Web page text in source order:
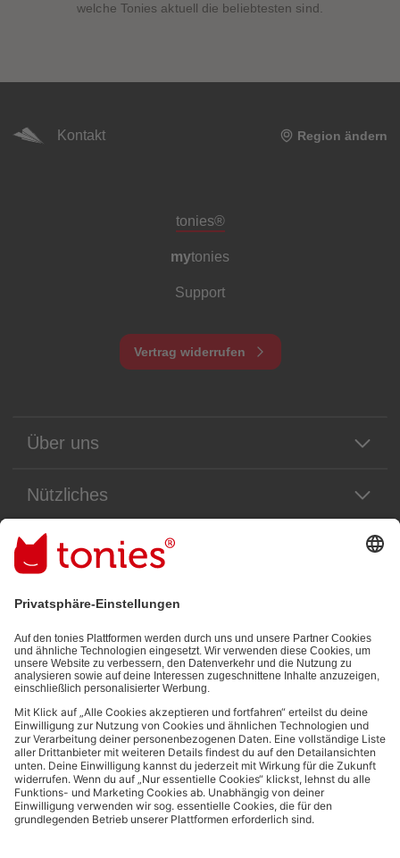
welche Tonies aktuell die beliebtesten sind.
Kontakt Region ändern
Meta-Navigation Footer
tonies®
mytonies
Support
Vertrag widerrufen
Über uns
Nützliches
Rechtliches
Unser Newsletter
Immer die neuesten Neuigkeiten aus dem Tonie-Universum!
E-Mail-Addresse
Mit dem Absenden abonnierst du unseren E-Mail-Newsletter, der auf
den von dir bereitgestellten Informationen (z.B. Account-informationen)
und den von dir zu Werbezwecken bereitgestellten
Interaktionsinformationen (z.B. Abspielinformationen) basiert. Du
kannst den Newsletter jederzeit kostenlos abbestellen.
Datenschutzbestimmungen.